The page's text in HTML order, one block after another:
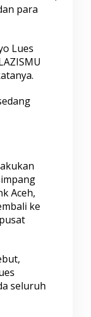
para
Lues
Aceh,
ke
seluruh